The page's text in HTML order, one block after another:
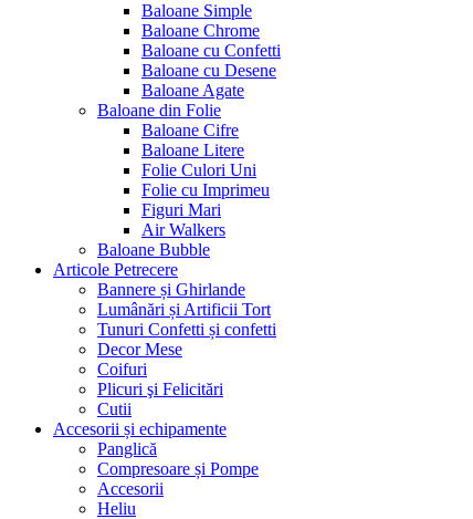
Baloane Simple
Baloane Chrome
Baloane cu Confetti
Baloane cu Desene
Baloane Agate
Baloane din Folie
Baloane Cifre
Baloane Litere
Folie Culori Uni
Folie cu Imprimeu
Figuri Mari
Air Walkers
Baloane Bubble
Articole Petrecere
Bannere și Ghirlande
Lumânări și Artificii Tort
Tunuri Confetti și confetti
Decor Mese
Coifuri
Plicuri şi Felicitări
Cutii
Accesorii și echipamente
Panglică
Compresoare și Pompe
Accesorii
Heliu